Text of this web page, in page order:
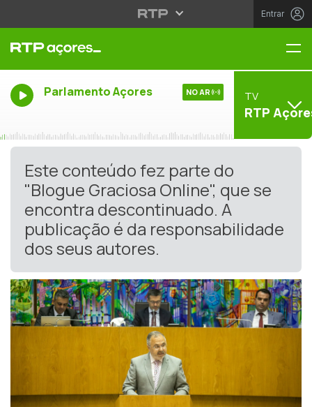
Entrar
Parlamento Açores NO AR TV
RTP
Este conteúdo fez parte do
"Blogue Graciosa Online", que se
encontra descontinuado. A
publicação é da responsabilidade
dos seus autores.